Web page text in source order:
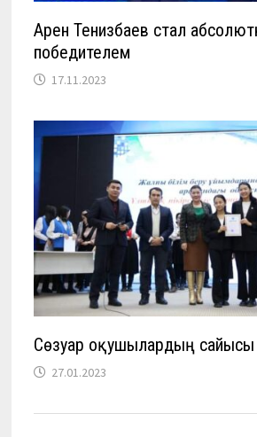
Арен Тенизбаев стал
победителем
17.11.2023
Сөзуар оқушылардың сайысы
27.01.2023